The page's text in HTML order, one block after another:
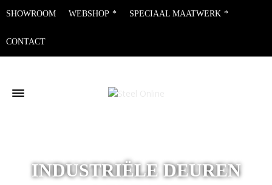
SHOWROOM WEBSHOP SPECIAAL MAATWERK
CONTACT
INDUSTRIËLE DEUREN